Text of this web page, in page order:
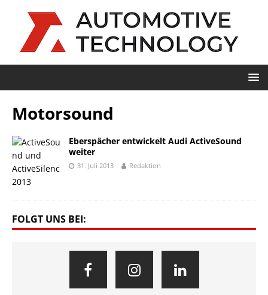
Motorsound
Eberspächer entwickelt Audi ActiveSound
weiter
31. Juli 2013 Redaktion
FOLGT UNS BEI: